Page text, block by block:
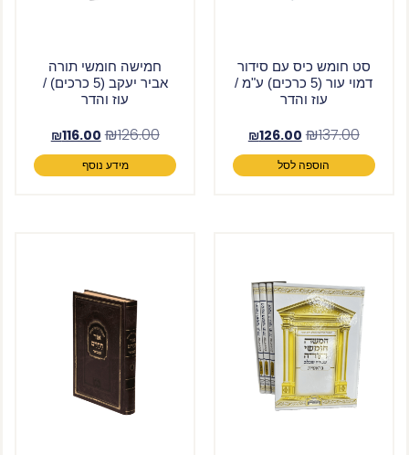
סט חומש כיס עם סידור
דמוי עור (5 כרכים) ע"מ /
עוז והדר
₪137.00
₪126.00
הוספה לסל
חמישה חומשי תורה
אביר יעקב (5 כרכים) /
עוז והדר
₪126.00
₪116.00
מידע נוסף